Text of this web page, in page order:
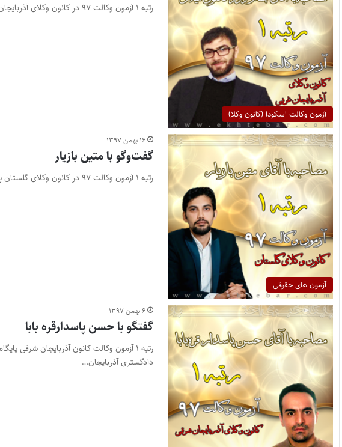
آزمون وکالت اسکودا (کانون وکلا)
رتبه ۱ آزمون وکالت ۹۷ در کانون وکلای آذربایجان غربی پایگاه خبری اختبار– رتبه ۱ آزمون وکالت سال ۱۳۹۷ در…
آزمون های حقوقی
۱۶ بهمن ۱۳۹۷
گفت‌و‌گو با متین بازیار
رتبه ۱ آزمون وکالت ۹۷ در کانون وکلای گلستان پایگاه خبری اختبار– رتبه ۱ آزمون وکالت سال ۱۳۹۷ در کانون…
۶ بهمن ۱۳۹۷
گفتگو با حسن پاسدارقره بابا
دادگستری آذربایجان…